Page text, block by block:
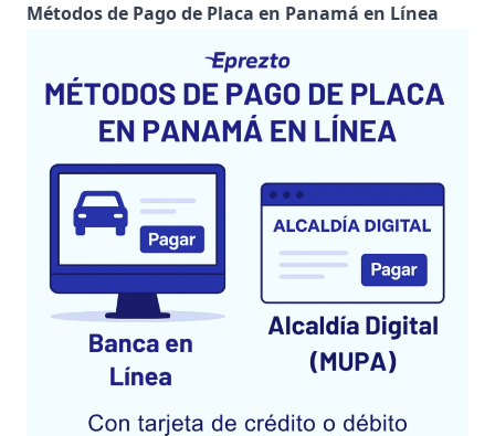
Métodos de Pago de Placa en Panamá en Línea